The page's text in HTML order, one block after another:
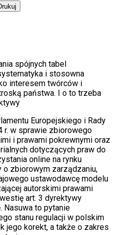
spójnych tabel
i stosowna
interesem twórców i
państwa. I o to trzeba
Europejskiego i Rady
r. w sprawie zbiorowego
i prawami pokrewnymi oraz
dotyczących praw do
online na rynku
o zbiorowym zarządzaniu,
ustawodawcę modelu
autorskimi prawami
art. 3 dyrektywy
Nasuwa to pytanie
stanu regulacji w polskim
jego korekt, a także o zakres